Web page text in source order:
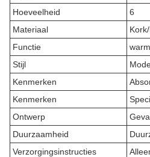
Hoeveelheid
6
Materiaal
Functie
Stijl
Kenmerken
Kenmerken
Ontwerp
Duurzaamheid
Verzorgingsinstructies